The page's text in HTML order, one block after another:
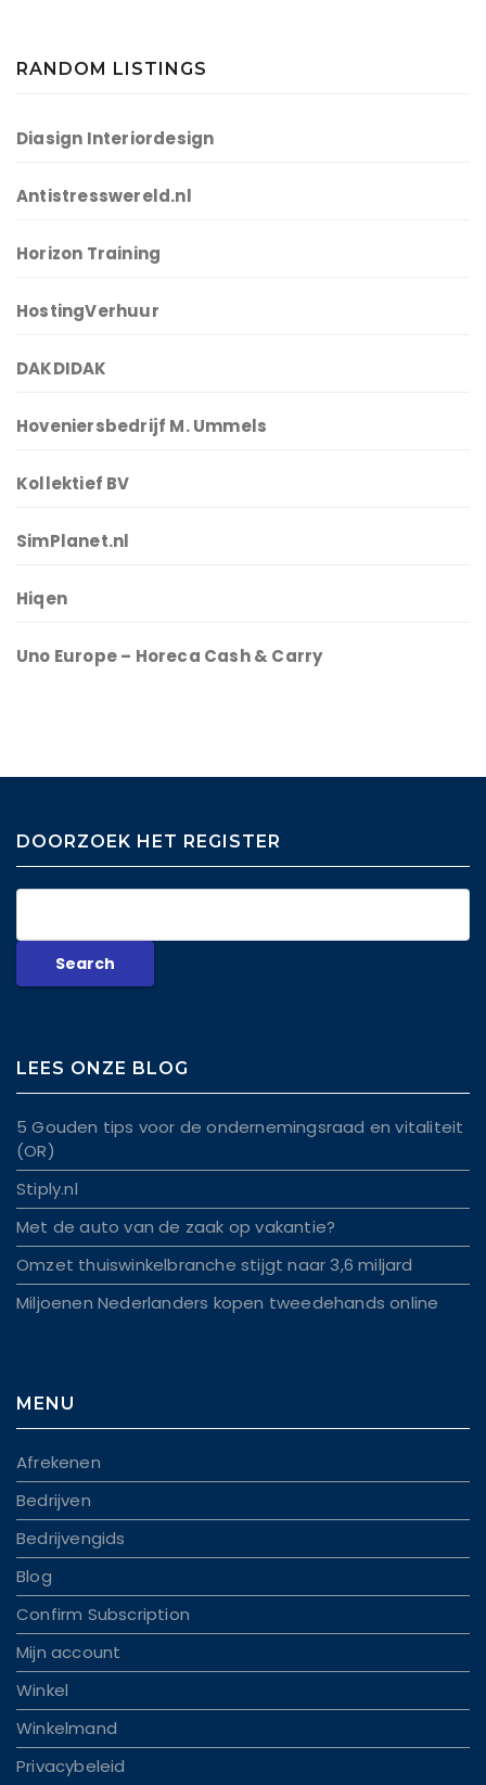
RANDOM LISTINGS
Diasign Interiordesign
Antistresswereld.nl
Horizon Training
HostingVerhuur
DAKDIDAK
Hoveniersbedrijf M. Ummels
Kollektief BV
SimPlanet.nl
Hiqen
Uno Europe – Horeca Cash & Carry
DOORZOEK HET REGISTER
LEES ONZE BLOG
5 Gouden tips voor de ondernemingsraad en vitaliteit
(OR)
Stiply.nl
Met de auto van de zaak op vakantie?
Omzet thuiswinkelbranche stijgt naar 3,6 miljard
Miljoenen Nederlanders kopen tweedehands online
MENU
Afrekenen
Bedrijven
Bedrijvengids
Blog
Confirm Subscription
Mijn account
Winkel
Winkelmand
Privacybeleid